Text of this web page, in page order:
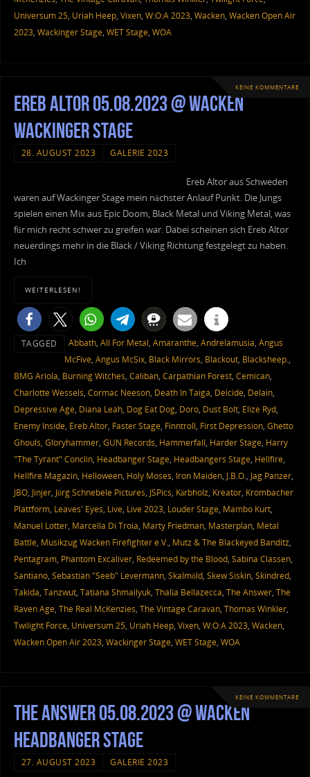
Universum 25, Uriah Heep, Vixen, W:O:A 2023, Wacken, Wacken Open Air
2023, Wackinger Stage, WET Stage, WOA
KEINE KOMMENTARE
Ereb Altor 05.08.2023 @ Wacken
Wackinger Stage
28. AUGUST 2023 GALERIE 2023
Ereb Altor aus Schweden
waren auf Wackinger Stage mein nächster Anlauf Punkt. Die Jungs
spielen einen Mix aus Epic Doom, Black Metal und Viking Metal, was
für mich recht schwer zu greifen war. Dabei scheinen sich Ereb Altor
neuerdings mehr in die Black / Viking Richtung festgelegt zu haben.
Ich
WEITERLESEN!
TAGGED Abbath, All For Metal, Amaranthe, Andrelamusia, Angus
McFive, Angus McSix, Black Mirrors, Blackout, Blacksheep.,
BMG Ariola, Burning Witches, Caliban, Carpathian Forest, Cemican,
Charlotte Wessels, Cormac Neeson, Death In Taiga, Deicide, Delain,
Depressive Age, Diana Leah, Dog Eat Dog, Doro, Dust Bolt, Elize Ryd,
Enemy Inside, Ereb Altor, Faster Stage, Finntroll, First Depression, Ghetto
Ghouls, Gloryhammer, GUN Records, Hammerfall, Harder Stage, Harry
"The Tyrant" Conclin, Headbanger Stage, Headbangers Stage, Hellfire,
Hellfire Magazin, Helloween, Holy Moses, Iron Maiden, J.B.O., Jag Panzer,
JBO, Jinjer, Jörg Schnebele Pictures, JSPics, Kärbholz, Kreator, Krombacher
Plattform, Leaves' Eyes, Live, Live 2023, Louder Stage, Mambo Kurt,
Manuel Lotter, Marcella Di Troia, Marty Friedman, Masterplan, Metal
Battle, Musikzug Wacken Firefighter e.V., Mutz & The Blackeyed Banditz,
Pentagram, Phantom Excaliver, Redeemed by the Blood, Sabina Classen,
Santiano, Sebastian "Seeb" Levermann, Skalmöld, Skew Siskin, Skindred,
Takida, Tanzwut, Tatiana Shmailyuk, Thalìa Bellazecca, The Answer, The
Raven Age, The Real McKenzies, The Vintage Caravan, Thomas Winkler,
Twilight Force, Universum 25, Uriah Heep, Vixen, W:O:A 2023, Wacken,
Wacken Open Air 2023, Wackinger Stage, WET Stage, WOA
KEINE KOMMENTARE
The Answer 05.08.2023 @ Wacken
Headbanger Stage
27. AUGUST 2023 GALERIE 2023